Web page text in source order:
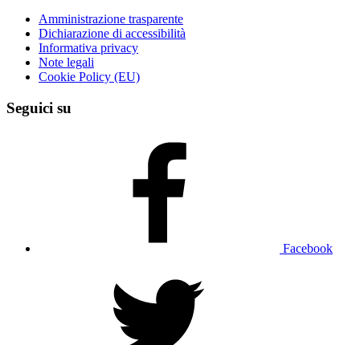
Amministrazione trasparente
Dichiarazione di accessibilità
Informativa privacy
Note legali
Cookie Policy (EU)
Seguici su
Facebook